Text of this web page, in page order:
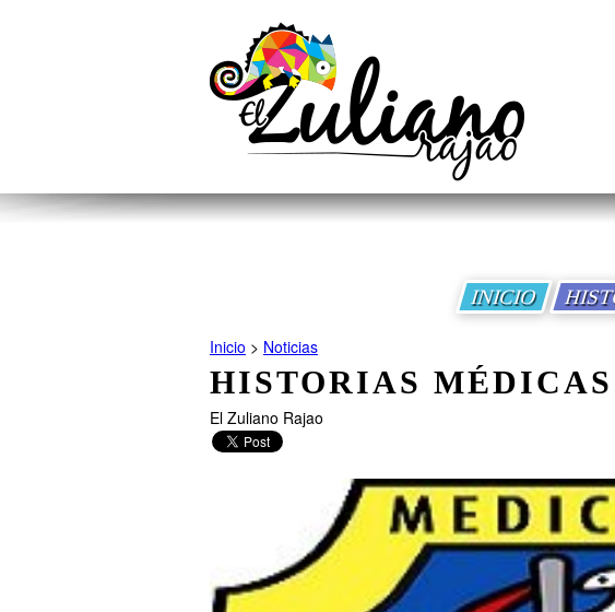
INICIO
Inicio > Noticias
HISTORIAS
El Zuliano Rajao